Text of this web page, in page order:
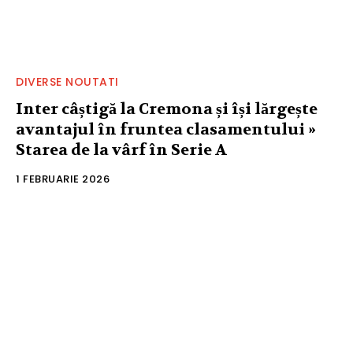
DIVERSE NOUTATI
Inter câștigă la Cremona și își lărgește
avantajul în fruntea clasamentului »
Starea de la vârf în Serie A
1 FEBRUARIE 2026